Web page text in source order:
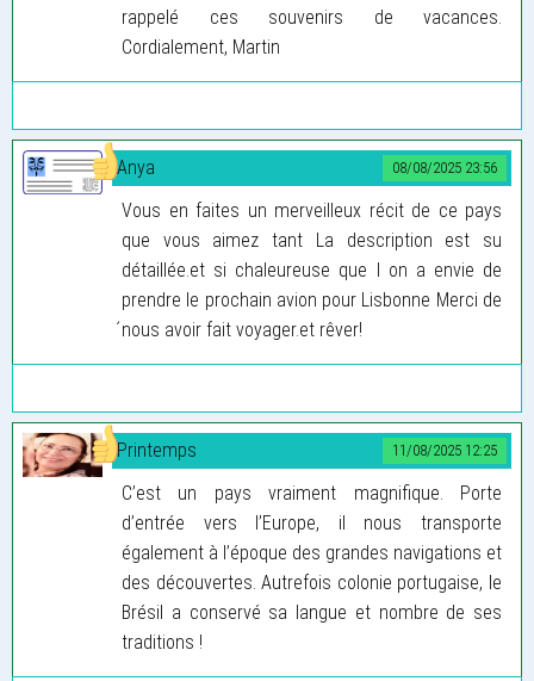
rappelé ces souvenirs de vacances.
Cordialement, Martin
08/08/2025 23:56
Anya
Vous en faites un merveilleux récit de ce pays
que vous aimez tant La description est su
détaillée.et si chaleureuse que l on a envie de
prendre le prochain avion pour Lisbonne Merci de
́nous avoir fait voyager.et rêver!
11/08/2025 12:25
Printemps
C’est un pays vraiment magnifique. Porte
d’entrée vers l’Europe, il nous transporte
également à l’époque des grandes navigations et
des découvertes. Autrefois colonie portugaise, le
Brésil a conservé sa langue et nombre de ses
traditions !